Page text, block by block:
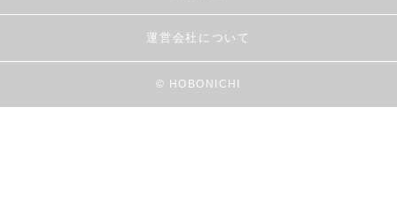
運営会社について
© HOBONICHI